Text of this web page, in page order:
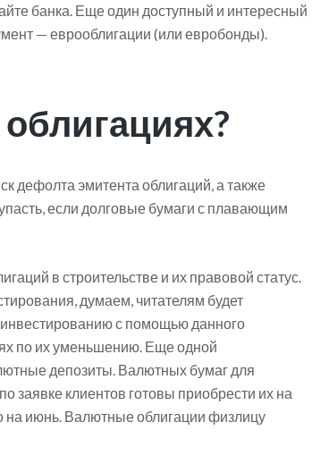
банка. Еще один доступный и интересный
— еврооблигации (или евробонды).
дефолта эмитента облигаций, а также
если долговые бумаги с плавающим
в строительстве и их правовой статус.
думаем, читателям будет
с помощью данного
по их уменьшению. Еще одной
депозиты. Валютных бумаг для
заявке клиентов готовы приобрести их на
июнь. Валютные облигации физлицу